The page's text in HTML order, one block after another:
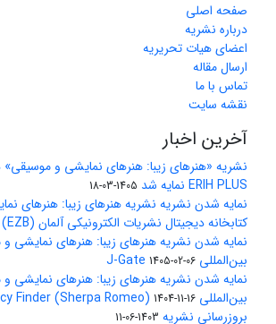
صفحه اصلی
درباره نشریه
اعضای هیات تحریریه
ارسال مقاله
تماس با ما
نقشه سایت
آخرین اخبار
نشریه «هنرهای زیبا: هنرهای نمایشی و موسیقی»
ERIH PLUS نمایه شد
1405-03-18
نمایه شدن نشریه نشریه هنرهای زیبا: هنرهای
کتابخانه دیجیتال نشریات الکترونیکی آلمان (EZB)
نمایه شدن نشریه هنرهای زیبا: هنرهای نمایشی و
بین‌المللی J-Gate 1405-02-06
نمایه شدن نشریه هنرهای زیبا: هنرهای نمایشی و
بین‌المللی Open Policy Finder (Sherpa Romeo) 1404-11-16
بروزرسانی نشریه 1403-06-11